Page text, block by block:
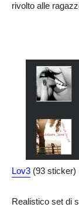
rivolto alle
Lov3 (93 sticker)
Realistico set di